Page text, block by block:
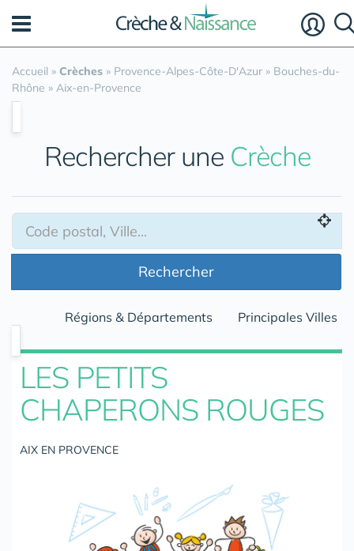
Accueil » Crèches » Provence-Alpes-Côte-D'Azur » Bouches-du-
Rhône » Aix-en-Provence
Rechercher une Crèche
Rechercher
Régions & Départements Principales Villes
LES PETITS
CHAPERONS ROUGES
AIX EN PROVENCE